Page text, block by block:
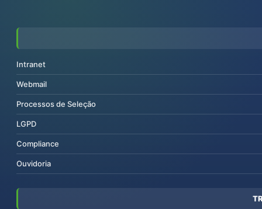
Intranet
Webmail
Processos de Seleção
LGPD
Compliance
Ouvidoria